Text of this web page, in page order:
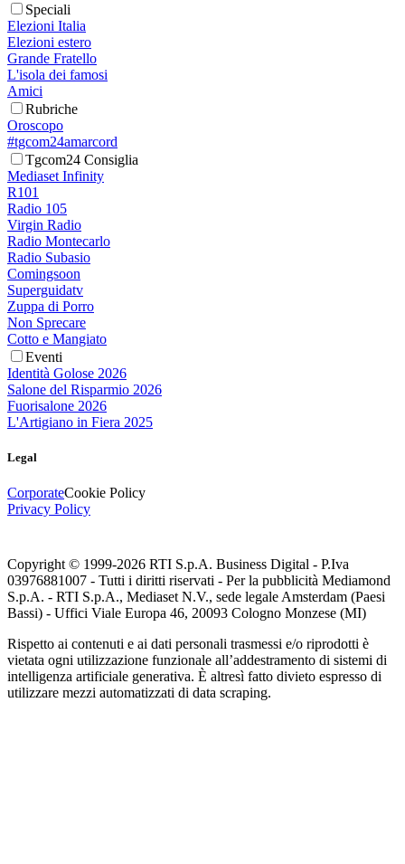
Speciali
Elezioni Italia
Elezioni estero
Grande Fratello
L'isola dei famosi
Amici
Rubriche
Oroscopo
#tgcom24amarcord
Tgcom24 Consiglia
Mediaset Infinity
R101
Radio 105
Virgin Radio
Radio Montecarlo
Radio Subasio
Comingsoon
Superguidatv
Zuppa di Porro
Non Sprecare
Cotto e Mangiato
Eventi
Identità Golose 2026
Salone del Risparmio 2026
Fuorisalone 2026
L'Artigiano in Fiera 2025
Legal
CorporateCookie Policy
Privacy Policy
Copyright © 1999-2026 RTI S.p.A. Business Digital - P.Iva
03976881007 - Tutti i diritti riservati - Per la pubblicità Mediamond
S.p.A. - RTI S.p.A., Mediaset N.V., sede legale Amsterdam (Paesi
Bassi) - Uffici Viale Europa 46, 20093 Cologno Monzese (MI)
Rispetto ai contenuti e ai dati personali trasmessi e/o riprodotti è
vietata ogni utilizzazione funzionale all’addestramento di sistemi di
intelligenza artificiale generativa. È altresì fatto divieto espresso di
utilizzare mezzi automatizzati di data scraping.